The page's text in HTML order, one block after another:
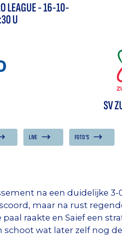
LEAGUE- 16-10-
U
SV
LIVE FOTO'S
na een duidelijke
maar na rust
raakte en Saief een
wat later zelf nog